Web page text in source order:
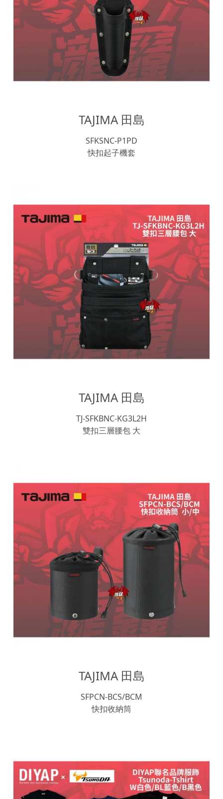
TAJIMA 田島
SFKSNC-P1PD
快扣起子機套
TAJIMA 田島
TJ-SFKBNC-KG3L2H
雙扣三層腰包 大
TAJIMA 田島
SFPCN-BCS/BCM
快扣收納筒